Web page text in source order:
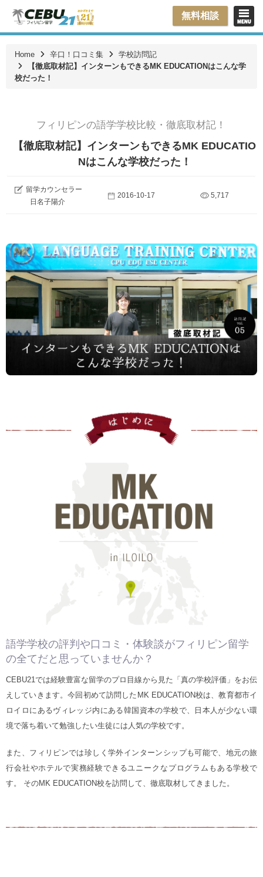
無料相談
Home 辛口！口コミ集
学校訪問記
【徹底取材記】インターンもできるMK EDUCATIONはこんな学
校だった！
フィリピンの語学学校比較・徹底取材記！
【徹底取材記】インターンもできるMK EDUCATIO
Nはこんな学校だった！
留学カウンセラー
日名子陽介
2016-10-17 5,717
語学学校の評判や口コミ・体験談がフィリピン留学
の全てだと思っていませんか？
CEBU21では経験豊富な留学のプロ目線から見た「真の学校評価」をお伝
えしていきます。今回初めて訪問したMK EDUCATION校は、教育都市イ
ロイロにあるヴィレッジ内にある韓国資本の学校で、日本人が少ない環
境で落ち着いて勉強したい生徒には人気の学校です。
また、フィリピンでは珍しく学外インターンシップも可能で、地元の旅
行会社やホテルで実務経験できるユニークなプログラムもある学校で
す。 そのMK EDUCATION校を訪問して、徹底取材してきました。